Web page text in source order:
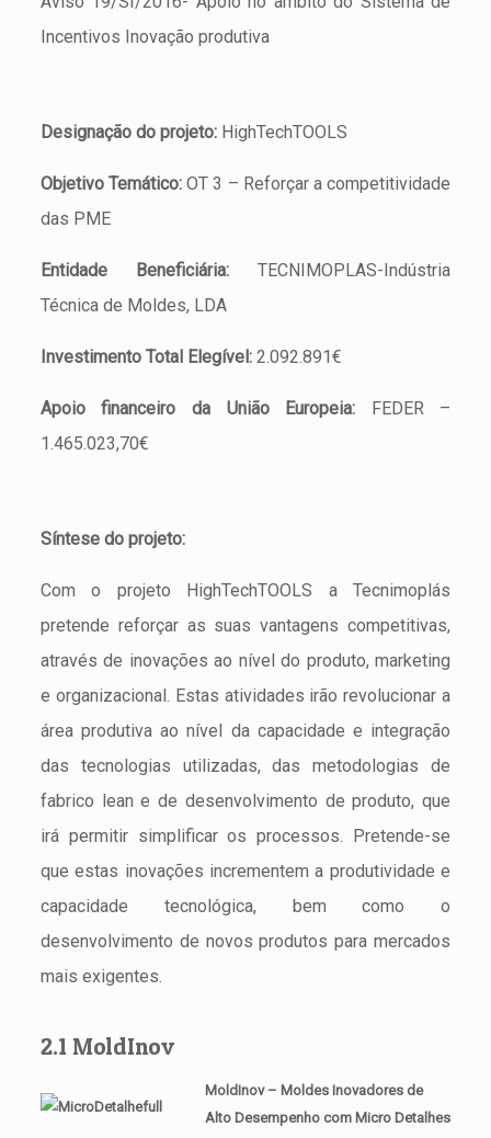
Incentivos Inovação produtiva
Designação do projeto:HighTechTOOLS
Objetivo Temático: OT 3 – Reforçar a competitividade
das PME
Entidade Beneficiária: TECNIMOPLAS-Indústria
Técnica de Moldes, LDA
Investimento Total Elegível:2.092.891€
Apoio financeiro da União Europeia: FEDER –
1.465.023,70€
Síntese do projeto:
Com o projeto HighTechTOOLS a Tecnimoplás
pretende reforçar as suas vantagens competitivas,
através de inovações ao nível do produto, marketing
e organizacional. Estas atividades irão revolucionar a
área produtiva ao nível da capacidade e integração
das tecnologias utilizadas, das metodologias de
fabrico lean e de desenvolvimento de produto, que
irá permitir simplificar os processos. Pretende-se
que estas inovações incrementem a produtividade e
capacidade tecnológica, bem como o
desenvolvimento de novos produtos para mercados
mais exigentes.
2.1 MoldInov
MoldInov – Moldes Inovadores de
Alto Desempenho com Micro Detalhes